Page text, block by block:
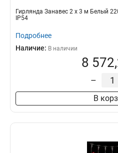
Гирлянда Занавес 2 x 3 м Белый
IP54
Подробнее
Наличие: В наличии
8
–
В